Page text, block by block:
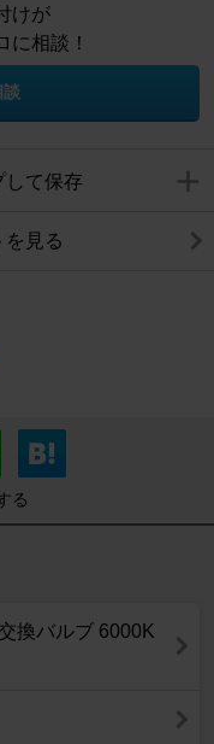
けが
に相談！
談
して保存
を見る
る
換バルブ 6000K